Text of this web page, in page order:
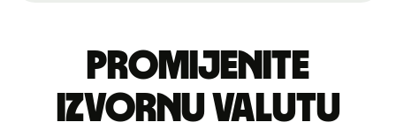
Promijenite
izvornu valutu